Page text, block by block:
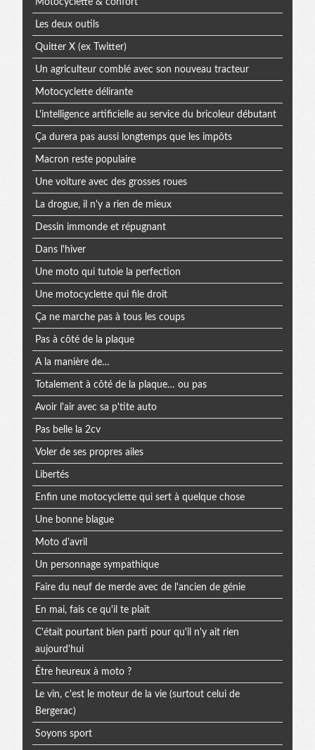
Motocyclette & confort
Les deux outils
Quitter X (ex Twitter)
Un agriculteur comblé avec son nouveau tracteur
Motocyclette délirante
L'intelligence artificielle au service du bricoleur débutant
Ça durera pas aussi longtemps que les impôts
Macron reste populaire
Une voiture avec des grosses roues
La drogue, il n'y a rien de mieux
Dessin immonde et répugnant
Dans l'hiver
Une moto qui tutoie la perfection
Une motocyclette qui file droit
Ça ne marche pas à tous les coups
Pas à côté de la plaque
A la manière de…
Totalement à côté de la plaque… ou pas
Avoir l'air avec sa p'tite auto
Pas belle la 2cv
Voler de ses propres ailes
Libertés
Enfin une motocyclette qui sert à quelque chose
Une bonne blague
Moto d'avril
Un personnage sympathique
Faire du neuf de merde avec de l'ancien de génie
En mai, fais ce qu'il te plaît
C'était pourtant bien parti pour qu'il n'y ait rien
aujourd'hui
Être heureux à moto ?
Le vin, c'est le moteur de la vie (surtout celui de
Bergerac)
Soyons sport